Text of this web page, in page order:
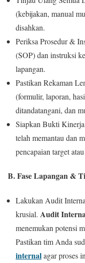
(kebijakan, manual
disahkan.
Periksa Prosedur &
(SOP) dan instruksi
lapangan.
Pastikan Rekaman
(formulir, laporan,
ditandatangani, dan
Siapkan Bukti
telah memantau dan
pencapaian target
B. Fase Lapangan &
Lakukan Audit
krusial. Audit
menemukan potensi
Pastikan tim Anda
internalagar proses